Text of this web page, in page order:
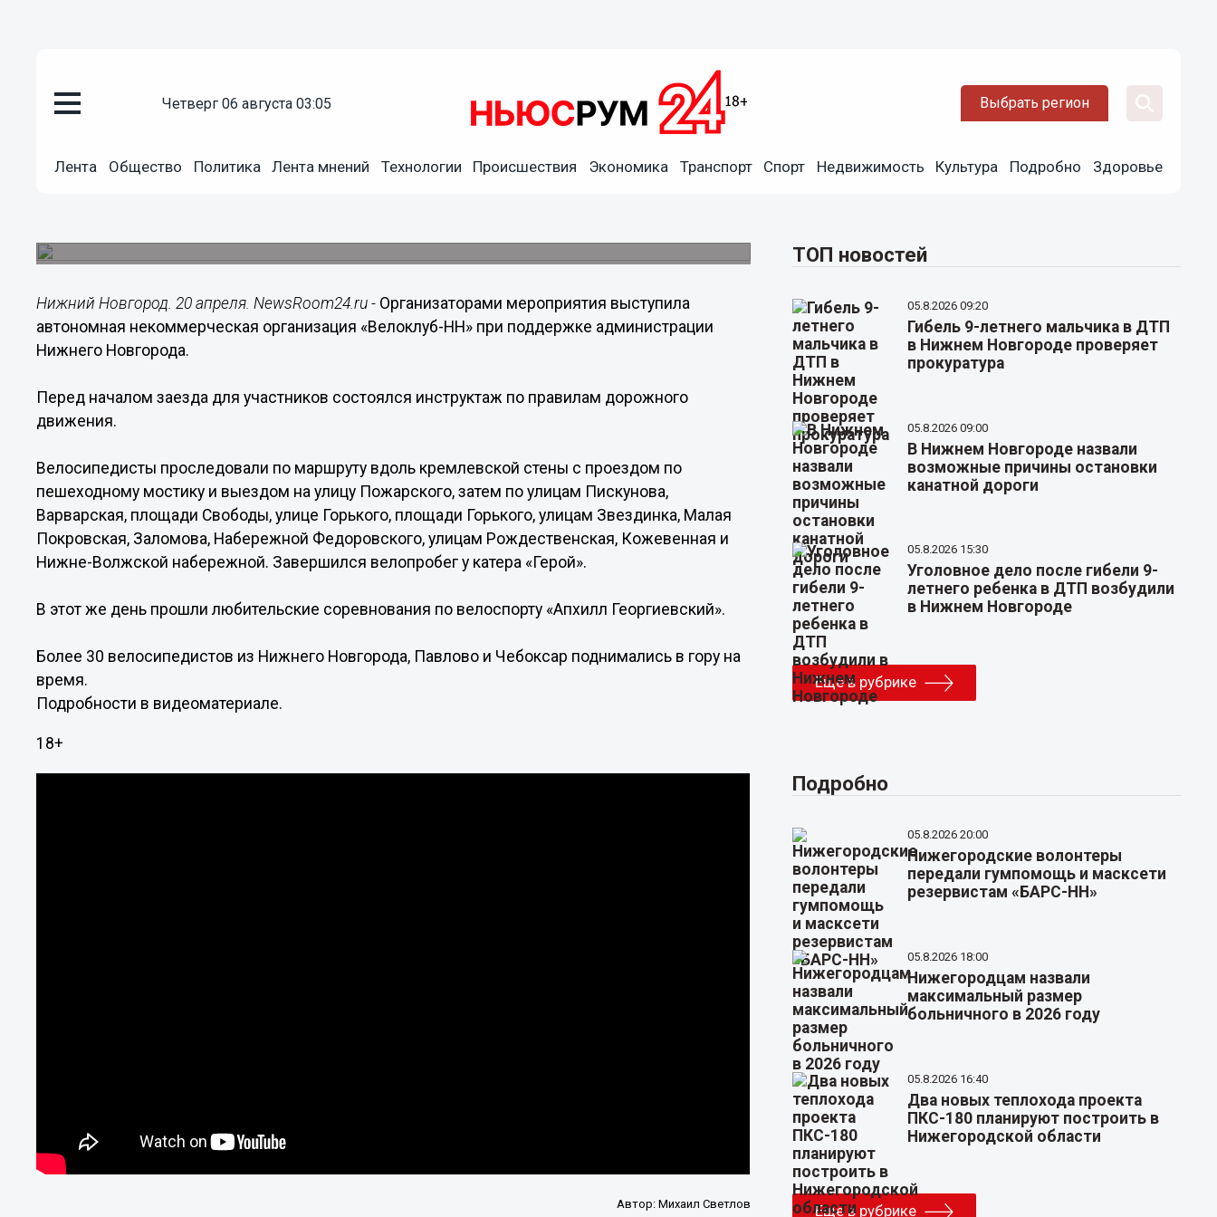
четверг 06 августа 03:05 Выбрать регион
Лента Общество Политика Лента мнений Технологии Происшествия Экономика Транспорт Спорт Недвижимость Культура Подробно Здоровье
Массовым пробегом открылся летний велосезон в Нижнем
Нижний Новгород. 20 апреля. NewsRoom24.ru - Организаторами мероприятия выступила
автономная некоммерческая организация «Велоклуб-НН» при поддержке администрации
Нижнего Новгорода.
Перед началом заезда для участников состоялся инструктаж по правилам дорожного
движения.
Велосипедисты проследовали по маршруту вдоль кремлевской стены с проездом по
пешеходному мостику и выездом на улицу Пожарского, затем по улицам Пискунова,
Варварская, площади Свободы, улице Горького, площади Горького, улицам Звездинка, Малая
Покровская, Заломова, Набережной Федоровского, улицам Рождественская, Кожевенная и
Нижне-Волжской набережной. Завершился велопробег у катера «Герой».
В этот же день прошли любительские соревнования по велоспорту «Апхилл Георгиевский».
Более 30 велосипедистов из Нижнего Новгорода, Павлово и Чебоксар поднимались в гору на
время.
Подробности в видеоматериале.
18+
Автор: Михаил Светлов
ТОП новостей
05.8.2026 09:20
Гибель 9-летнего мальчика в ДТП
в Нижнем Новгороде проверяет
прокуратура
05.8.2026 09:00
В Нижнем Новгороде назвали
возможные причины остановки
канатной дороги
05.8.2026 15:30
Уголовное дело после гибели 9-
летнего ребенка в ДТП возбудили
в Нижнем Новгороде
Еще в рубрике
Подробно
05.8.2026 20:00
Нижегородские волонтеры
передали гумпомощь и масксети
резервистам «БАРС-НН»
05.8.2026 18:00
Нижегородцам назвали
максимальный размер
больничного в 2026 году
05.8.2026 16:40
Два новых теплохода проекта
ПКС-180 планируют построить в
Нижегородской области
Еще в рубрике